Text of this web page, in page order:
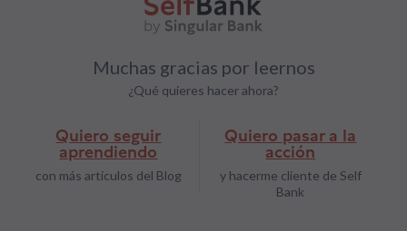
Muchas gracias por leernos
¿Qué quieres hacer ahora?
Quiero seguir
aprendiendo
con más artículos del Blog
Quiero pasar a la
acción
y hacerme cliente de Self
Bank